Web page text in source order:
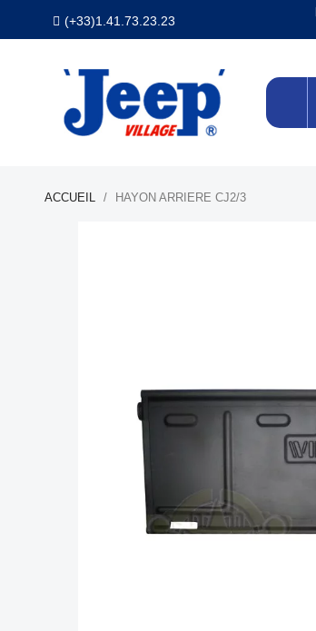
(+33)1.41.73.23.23
ACCUEIL HAYON ARRIERE CJ2/3